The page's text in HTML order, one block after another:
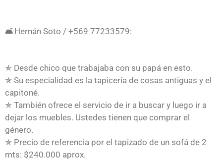
🛋Hernán Soto / +569 77233579:
✯ Desde chico que trabajaba con su papá en esto.
✯ Su especialidad es la tapicería de cosas antiguas y el
capitoné.
✯ También ofrece el servicio de ir a buscar y luego ir a
dejar los muebles. Ustedes tienen que comprar el
género.
✯ Precio de referencia por el tapizado de un sofá de 2
mts: $240.000 aprox.